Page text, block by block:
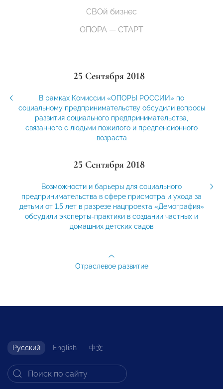
СВОй бизнес
ОПОРА — СТАРТ
25 Сентября 2018
В рамках Комиссии «ОПОРЫ РОССИИ» по
социальному предпринимательству обсудили вопросы
развития социального предпринимательства,
связанного с людьми пожилого и предпенсионного
возраста
25 Сентября 2018
Возможности и барьеры для социального
предпринимательства в сфере присмотра и ухода за
детьми от 1.5 лет в разрезе нацпроекта «Демография»
обсудили эксперты-практики в создании частных и
домашних детских садов
Отраслевое развитие
Русский English 中文